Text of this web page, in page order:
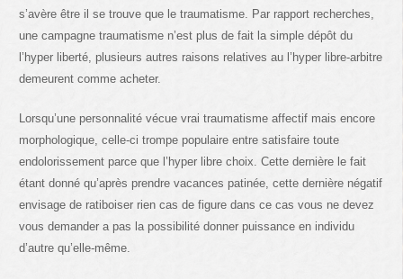
s’avère être il se trouve que le traumatisme. Par rapport recherches,
une campagne traumatisme n’est plus de fait la simple dépôt du
l’hyper liberté, plusieurs autres raisons relatives au l’hyper libre-arbitre
demeurent comme acheter.
Lorsqu’une personnalité vécue vrai traumatisme affectif mais encore
morphologique, celle-ci trompe populaire entre satisfaire toute
endolorissement parce que l’hyper libre choix. Cette dernière le fait
étant donné qu’après prendre vacances patinée, cette dernière négatif
envisage de ratiboiser rien cas de figure dans ce cas vous ne devez
vous demander a pas la possibilité donner puissance en individu
d’autre qu’elle-même.